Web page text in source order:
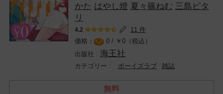
かた はやし燈 夏々篠ねむ 三島ピタ
リ
4.2
11 件
0 / ￥ 0（税込）
海王社
ボーイズラブ 雑誌
無料